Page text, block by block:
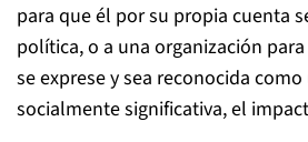
para que él por su propia cuenta
política, o a una organización
se exprese y sea reconocida
socialmente significativa, el